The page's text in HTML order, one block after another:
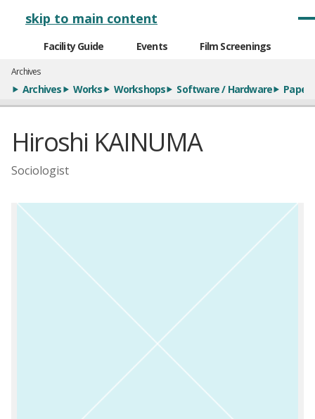
skip to main content
Facility Guide Events Film Screenings
Archives
Archives Works Workshops Software / Hardware Papers
Hiroshi KAINUMA
Sociologist